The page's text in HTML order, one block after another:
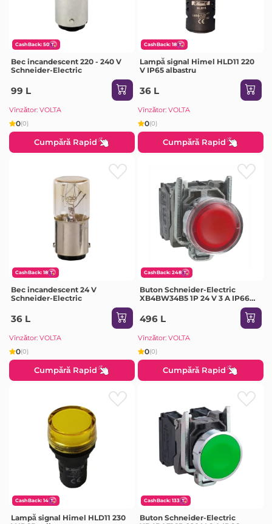
CashBack: 50
Bec incandescent 220 - 240 V
Schneider-Electric
99 L
Vînzător: VOLTA
0(0)
Cumpără Rapid
CashBack: 18
Lampă signal Himel HLD11 220
V IP65 albastru
36 L
Vînzător: VOLTA
0(0)
Cumpără Rapid
CashBack: 18
Bec incandescent 24 V
Schneider-Electric
36 L
Vînzător: VOLTA
0(0)
Cumpără Rapid
CashBack: 248
Buton Schneider-Electric
XB4BW34B5 1P 24 V 3 A IP66
496 L
Vînzător: VOLTA
0(0)
Cumpără Rapid
CashBack: 14
Lampă signal Himel HLD11 230
CashBack: 133
Buton Schneider-Electric